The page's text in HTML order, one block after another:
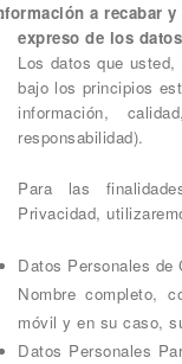
a recabar
expreso de los
Los datos que
bajo los principios
información,
responsabilidad).
Para las
Privacidad,
Datos Personales
Nombre completo,
móvil y en su caso,
Datos Personales